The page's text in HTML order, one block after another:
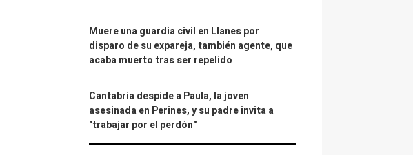
Muere una guardia civil en Llanes por
disparo de su expareja, también agente, que
acaba muerto tras ser repelido
Cantabria despide a Paula, la joven
asesinada en Perines, y su padre invita a
"trabajar por el perdón"